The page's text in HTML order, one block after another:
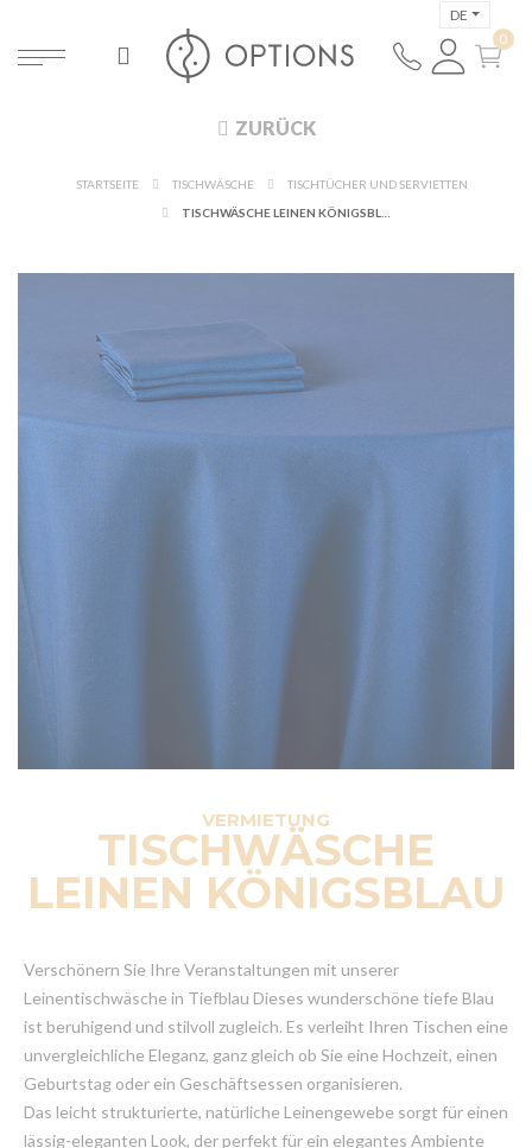
DE
ZURÜCK
STARTSEITE TISCHWÄSCHE
TISCHTÜCHER UND SERVIETTEN
VERMIETUNG
TISCHWÄSCHE
LEINEN KÖNIGSBLAU
Verschönern Sie Ihre Veranstaltungen mit unserer
Leinentischwäsche in Tiefblau Dieses wunderschöne tiefe Blau
ist beruhigend und stilvoll zugleich. Es verleiht Ihren Tischen eine
unvergleichliche Eleganz, ganz gleich ob Sie eine Hochzeit, einen
Geburtstag oder ein Geschäftsessen organisieren.
Das leicht strukturierte, natürliche Leinengewebe sorgt für einen
lässig-eleganten Look, der perfekt für ein elegantes Ambiente